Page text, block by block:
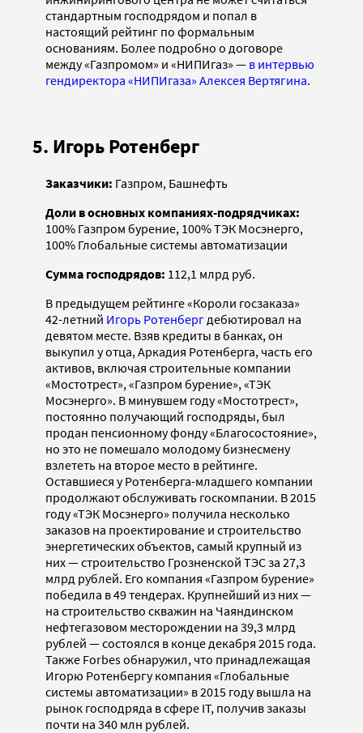
стандартным господрядом и попал в
настоящий рейтинг по формальным
основаниям. Более подробно о договоре
между «Газпромом» и «НИПИгаз» — в интервью
гендиректора «НИПИгаза» Алексея Вертягина.
5. Игорь Ротенберг
Заказчики: Газпром, Башнефть
Доли в основных компаниях-подрядчиках:
100% Газпром бурение, 100% ТЭК Мосэнерго,
100% Глобальные системы автоматизации
Сумма господрядов: 112,1 млрд руб.
В предыдущем рейтинге «Короли госзаказа»
42-летний Игорь Ротенберг дебютировал на
девятом месте. Взяв кредиты в банках, он
выкупил у отца, Аркадия Ротенберга, часть его
активов, включая строительные компании
«Мостотрест», «Газпром бурение», «ТЭК
Мосэнерго». В минувшем году «Мостотрест»,
постоянно получающий господряды, был
продан пенсионному фонду «Благосостояние»,
но это не помешало молодому бизнесмену
взлететь на второе место в рейтинге.
Оставшиеся у Ротенберга-младшего компании
продолжают обслуживать госкомпании. В 2015
году «ТЭК Мосэнерго» получила несколько
заказов на проектирование и строительство
энергетических объектов, самый крупный из
них — строительство Грозненской ТЭС за 27,3
млрд рублей. Его компания «Газпром бурение»
победила в 49 тендерах. Крупнейший из них —
на строительство скважин на Чаяндинском
нефтегазовом месторождении на 39,3 млрд
рублей — состоялся в конце декабря 2015 года.
Также Forbes обнаружил, что принадлежащая
Игорю Ротенбергу компания «Глобальные
системы автоматизации» в 2015 году вышла на
рынок господряда в сфере IT, получив заказы
почти на 340 млн рублей.